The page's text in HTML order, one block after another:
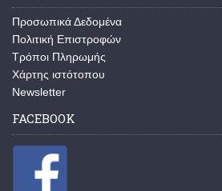
Προσωπικά Δεδομένα
Πολιτική Επιστροφών
Τρόποι Πληρωμής
Χάρτης ιστότοπου
Newsletter
FACEBOOK